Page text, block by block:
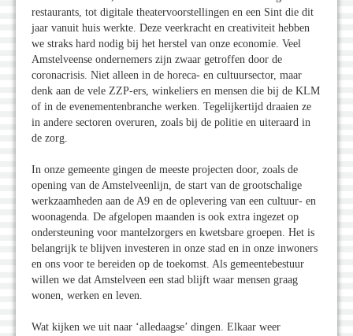
restaurants, tot digitale theatervoorstellingen en een Sint die dit
jaar vanuit huis werkte. Deze veerkracht en creativiteit hebben
we straks hard nodig bij het herstel van onze economie. Veel
Amstelveense ondernemers zijn zwaar getroffen door de
coronacrisis. Niet alleen in de horeca- en cultuursector, maar
denk aan de vele ZZP-ers, winkeliers en mensen die bij de KLM
of in de evenementenbranche werken. Tegelijkertijd draaien ze
in andere sectoren overuren, zoals bij de politie en uiteraard in
de zorg.
In onze gemeente gingen de meeste projecten door, zoals de
opening van de Amstelveenlijn, de start van de grootschalige
werkzaamheden aan de A9 en de oplevering van een cultuur- en
woonagenda. De afgelopen maanden is ook extra ingezet op
ondersteuning voor mantelzorgers en kwetsbare groepen. Het is
belangrijk te blijven investeren in onze stad en in onze inwoners
en ons voor te bereiden op de toekomst. Als gemeentebestuur
willen we dat Amstelveen een stad blijft waar mensen graag
wonen, werken en leven.
Wat kijken we uit naar ‘alledaagse’ dingen. Elkaar weer